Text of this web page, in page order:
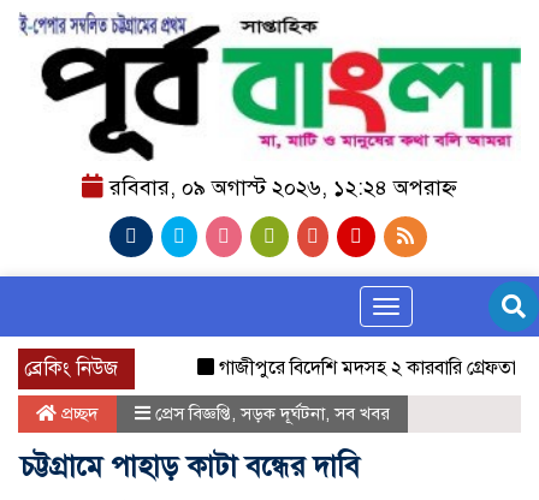
রবিবার, ০৯ অগাস্ট ২০২৬, ১২:২৪ অপরাহ্ন
Toggle navigation
ব্রেকিং নিউজ গাজীপুরে বিদেশি মদসহ ২ কারবারি গ্রেফতার
প্রচ্ছদ প্রেস বিজ্ঞপ্তি,সড়ক দূর্ঘটনা,সব খবর
চট্টগ্রামে পাহাড় কাটা বন্ধের দাবি